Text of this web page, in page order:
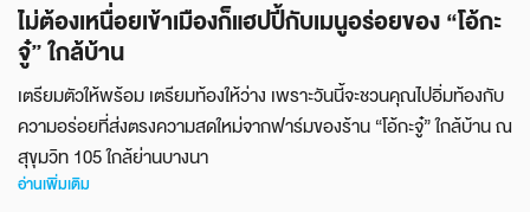
ไม่ต้องเหนื่อยเข้าเมืองก็แฮปปี้กับเมนูอร่อยของ “โอ้กะ
จู๋” ใกล้บ้าน
เตรียมตัวให้พร้อม เตรียมท้องให้ว่าง เพราะวันนี้จะชวนคุณไปอิ่มท้องกับ
ความอร่อยที่ส่งตรงความสดใหม่จากฟาร์มของร้าน “โอ้กะจู๋” ใกล้บ้าน ณ
สุขุมวิท 105 ใกล้ย่านบางนา
อ่านเพิ่มเติม